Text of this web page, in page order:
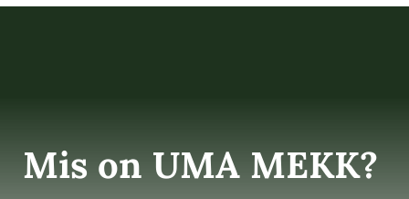
Mis on UMA MEKK?